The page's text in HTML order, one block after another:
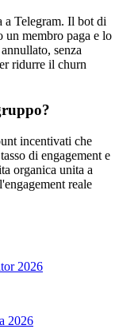
a Telegram. Il bot di
un membro paga e lo
senza
ridurre il churn
incentivati che
di engagement e
organica unita a
reale
2026
2026